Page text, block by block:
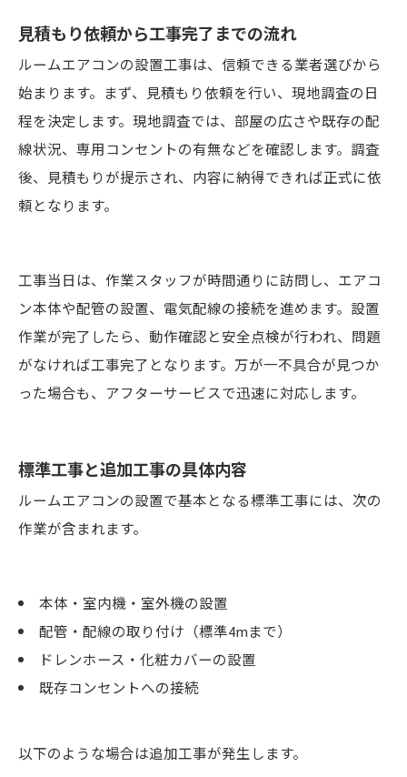
見積もり依頼から工事完了までの流れ
ルームエアコンの設置工事は、信頼できる業者選びから
始まります。まず、見積もり依頼を行い、現地調査の日
程を決定します。現地調査では、部屋の広さや既存の配
線状況、専用コンセントの有無などを確認します。調査
後、見積もりが提示され、内容に納得できれば正式に依
頼となります。
工事当日は、作業スタッフが時間通りに訪問し、エアコ
ン本体や配管の設置、電気配線の接続を進めます。設置
作業が完了したら、動作確認と安全点検が行われ、問題
がなければ工事完了となります。万が一不具合が見つか
った場合も、アフターサービスで迅速に対応します。
標準工事と追加工事の具体内容
ルームエアコンの設置で基本となる標準工事には、次の
作業が含まれます。
本体・室内機・室外機の設置
配管・配線の取り付け（標準4mまで）
ドレンホース・化粧カバーの設置
既存コンセントへの接続
以下のような場合は追加工事が発生します。